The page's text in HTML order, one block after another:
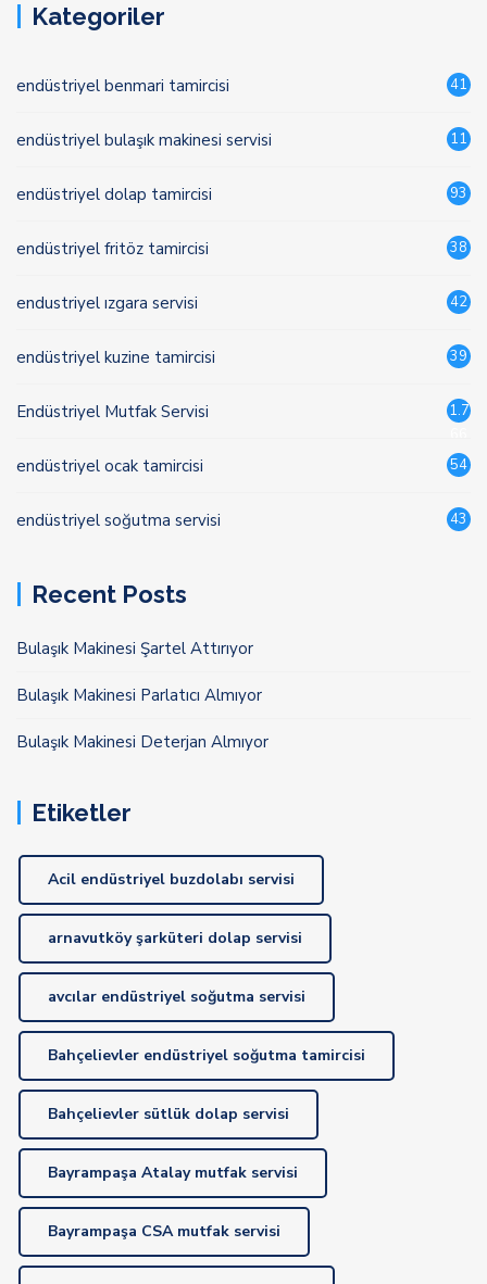
Kategoriler
endüstriyel benmari tamircisi 41
endüstriyel bulaşık makinesi servisi 11
endüstriyel dolap tamircisi 93
endüstriyel fritöz tamircisi 38
endustriyel ızgara servisi 42
endüstriyel kuzine tamircisi 39
Endüstriyel Mutfak Servisi
1.7
endüstriyel ocak tamircisi 54
endüstriyel soğutma servisi 43
Recent Posts
Bulaşık Makinesi Şartel Attırıyor
Bulaşık Makinesi Parlatıcı Almıyor
Bulaşık Makinesi Deterjan Almıyor
Etiketler
Acil endüstriyel buzdolabı servisi
arnavutköy şarküteri dolap servisi
avcılar endüstriyel soğutma servisi
Bahçelievler endüstriyel soğutma tamircisi
Bahçelievler sütlük dolap servisi
Bayrampaşa Atalay mutfak servisi
Bayrampaşa CSA mutfak servisi